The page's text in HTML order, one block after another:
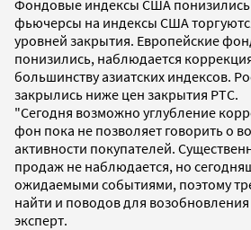
Фондовые индексы США понизились
фьючерсы на индексы США
уровней закрытия. Европейские
понизились, наблюдается
большинству азиатских индексов.
закрылись ниже цен закрытия РТС.
"Сегодня возможно углубление
фон пока не позволяет говорить о
активности покупателей.
продаж не наблюдается, но
ожидаемыми событиями, поэтому
найти и поводов для
эксперт.